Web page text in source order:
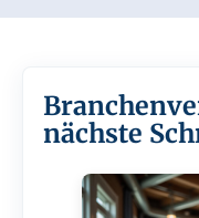
nächste